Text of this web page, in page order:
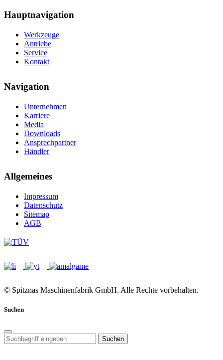
Hauptnavigation
Werkzeuge
Antriebe
Service
Kontakt
Navigation
Unternehmen
Karriere
Media
Downloads
Ansprechpartner
Händler
Allgemeines
Impressum
Datenschutz
Sitemap
AGB
© Spitznas Maschinenfabrik GmbH. Alle Rechte vorbehalten.
Suchen